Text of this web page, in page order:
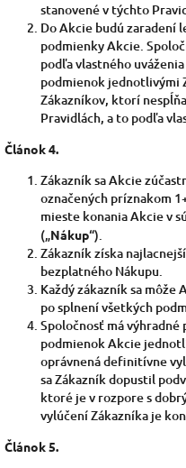
stanovené v týchto
Do Akcie budú zaradení
podmienky Akcie.
podľa vlastného
podmienok jednotlivými
Zákazníkov, ktorí
Pravidlách, a to podľa
Článok 4.
Zákazník sa Akcie
označených príznakom
mieste konania Akcie v
(„Nákup“).
Zákazník získa
bezplatného Nákupu.
Každý zákazník sa môže
po splnení všetkých
Spoločnosť má
podmienok Akcie
oprávnená definitívne
sa Zákazník dopustil
ktoré je v rozpore s
vylúčení Zákazníka je
Článok 5.